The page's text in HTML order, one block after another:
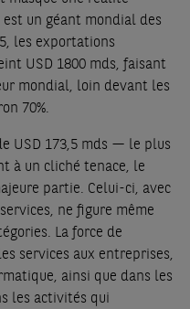
un géant mondial des
les exportations
USD 1800 mds, faisant
mondial, loin devant les
70%.
USD 173,5 mds — le plus
à un cliché tenace, le
partie. Celui-ci, avec
ne figure même
La force de
services aux entreprises,
ainsi que dans les
les activités qui